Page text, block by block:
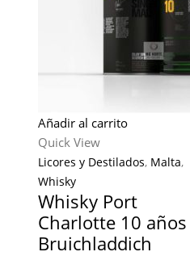
Añadir al carrito
Quick View
Licores y Destilados, Malta,
Whisky
Whisky Port
Charlotte 10 años
Bruichladdich